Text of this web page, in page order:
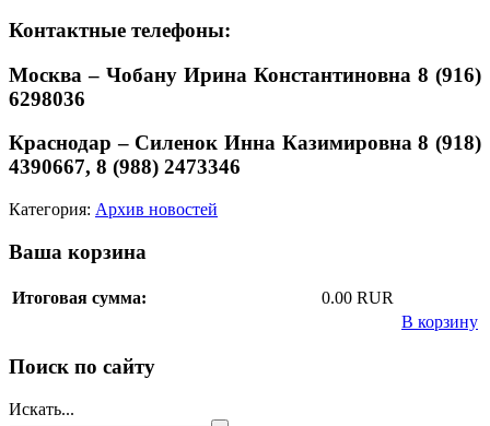
Контактные телефоны:
Москва – Чобану Ирина Константиновна 8 (916)
6298036
Краснодар – Силенок Инна Казимировна 8 (918)
4390667, 8 (988) 2473346
Категория: Архив новостей
Ваша корзина
Итоговая сумма:
0.00 RUR
В корзину
Поиск по сайту
Искать...